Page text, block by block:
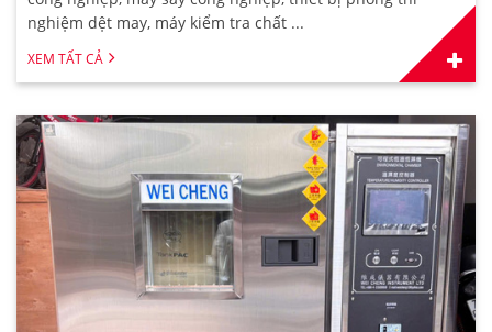
nghiệm dệt may, máy kiểm tra chất ...
XEM TẤT CẢ